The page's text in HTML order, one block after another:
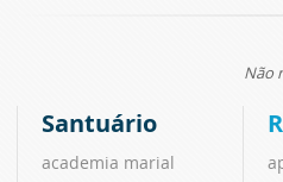
Não
Santuário
academia marial